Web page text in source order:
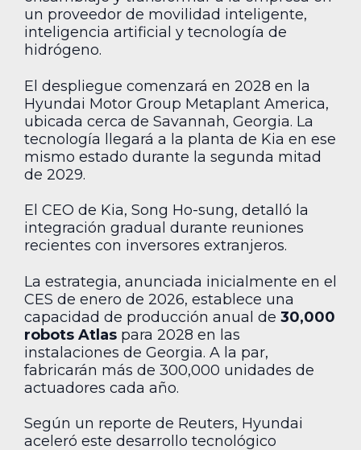
un proveedor de movilidad inteligente,
inteligencia artificial y tecnología de
hidrógeno.
El despliegue comenzará en 2028 en la
Hyundai Motor Group Metaplant America,
ubicada cerca de Savannah, Georgia. La
tecnología llegará a la planta de Kia en ese
mismo estado durante la segunda mitad
de 2029.
El CEO de Kia, Song Ho-sung, detalló la
integración gradual durante reuniones
recientes con inversores extranjeros.
La estrategia, anunciada inicialmente en el
CES de enero de 2026, establece una
capacidad de producción anual de 30,000
robots Atlas para 2028 en las
instalaciones de Georgia. A la par,
fabricarán más de 300,000 unidades de
actuadores cada año.
Según un reporte de Reuters, Hyundai
aceleró este desarrollo tecnológico